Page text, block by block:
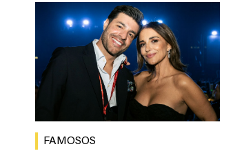
FAMOSOS